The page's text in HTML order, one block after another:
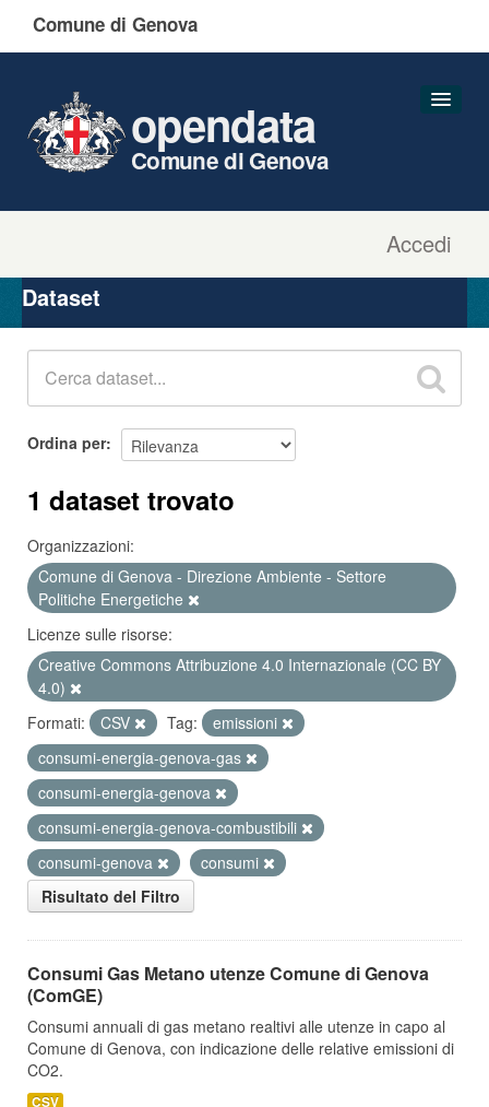
Comune di Genova
Accedi
opendata
Comune di Genova
Organizzazioni
Gruppi
Dataset
Ordina per
1 dataset trovato
Organizzazioni:
Comune di Genova - Direzione Ambiente - Settore
Politiche Energetiche
Licenze sulle risorse:
Creative Commons Attribuzione 4.0 Internazionale (CC BY
4.0)
Formati:
CSV Tag:
emissioni
consumi-energia-genova-gas
consumi-energia-genova
consumi-energia-genova-combustibili
consumi-genova
consumi
Risultato del Filtro
Consumi Gas Metano utenze Comune di Genova
(ComGE)
Consumi annuali di gas metano realtivi alle utenze in capo al
Comune di Genova, con indicazione delle relative emissioni di
CO2.
CSV